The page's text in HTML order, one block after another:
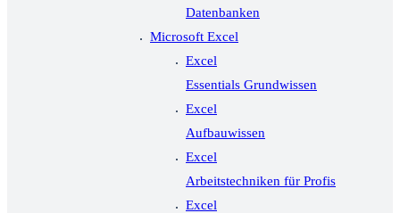
Datenbanken
Microsoft Excel
Excel
Essentials Grundwissen
Excel
Aufbauwissen
Excel
Arbeitstechniken für Profis
Excel